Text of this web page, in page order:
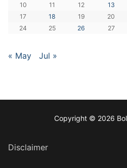
10
11 12 13
17
18 19 20
24
25 26 27
« May Jul »
Copyright © 2026
Disclaimer